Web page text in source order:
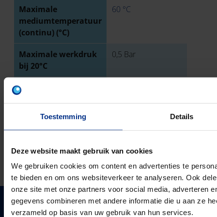
Toestemming Details
Deze website maakt gebruik van cookies
We gebruiken cookies om content en advertenties te
te bieden en om ons websiteverkeer te analyseren. Ook
onze site met onze partners voor social media, adverteren
gegevens combineren met andere informatie die u aan ze
verzameld op basis van uw gebruik van hun services.
Maximale
mediumtemperatuur
(continu) (°C)
60 °C
Maximale werkdruk
bij 20°C
0,5 Bar
Ringstijfheidsklasse
TECHNISCHE TEKENING
DOWNLOADS